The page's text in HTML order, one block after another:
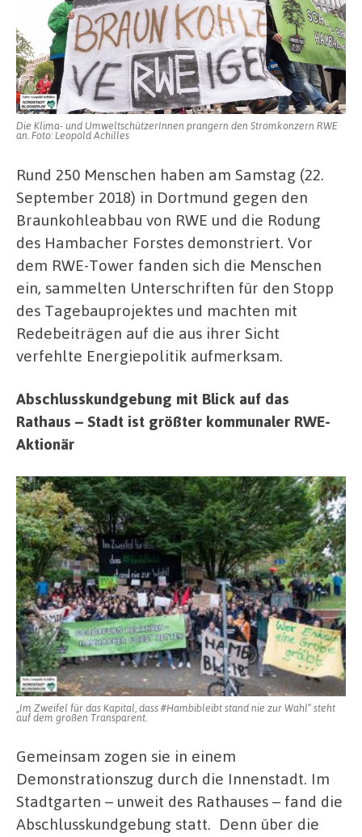
gegen
den
Braunkohle-
Tagebau
von
RWE
Die Klima- und UmweltschützerInnen prangern den Stromkonzern RWE
an. Foto: Leopold Achilles
Rund 250 Menschen haben am Samstag (22.
September 2018) in Dortmund gegen den
Braunkohleabbau von RWE und die Rodung
des Hambacher Forstes demonstriert. Vor
dem RWE-Tower fanden sich die Menschen
ein, sammelten Unterschriften für den Stopp
des Tagebauprojektes und machten mit
Redebeiträgen auf die aus ihrer Sicht
verfehlte Energiepolitik aufmerksam.
Abschlusskundgebung mit Blick auf das
Rathaus – Stadt ist größter kommunaler RWE-
Aktionär
„Im Zweifel für das Kapital, dass #Hambibleibt stand nie zur Wahl“ steht
auf dem großen Transparent.
Gemeinsam zogen sie in einem
Demonstrationszug durch die Innenstadt. Im
Stadtgarten – unweit des Rathauses – fand die
Abschlusskundgebung statt. Denn über die